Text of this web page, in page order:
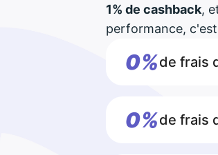
1% de cashback,
performance,
0%de frais
0%de frais